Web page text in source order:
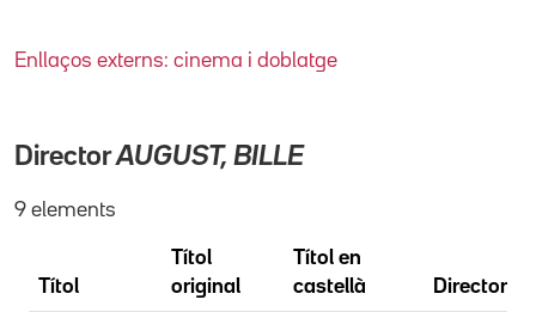
Enllaços externs: cinema i doblatge
DirectorAUGUST, BILLE
9 elements
Títol
Títol
original
Títol en
castellà
Director